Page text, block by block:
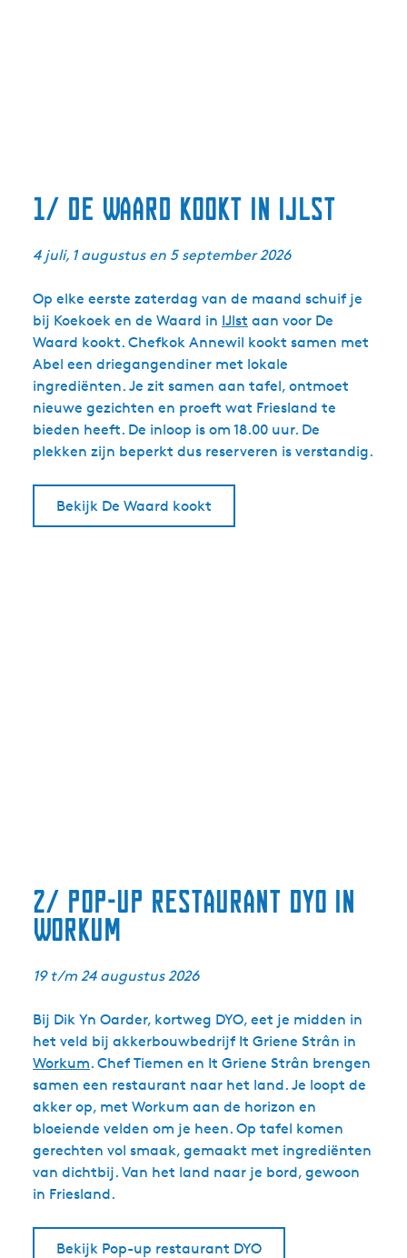
1/ De Waard kookt in IJlst
4 juli, 1 augustus en 5 september 2026
Op elke eerste zaterdag van de maand schuif je
bij Koekoek en de Waard in IJlst aan voor De
Waard kookt. Chefkok Annewil kookt samen met
Abel een driegangendiner met lokale
ingrediënten. Je zit samen aan tafel, ontmoet
nieuwe gezichten en proeft wat Friesland te
bieden heeft. De inloop is om 18.00 uur. De
plekken zijn beperkt dus reserveren is verstandig.
Bekijk De Waard kookt
2/ Pop-up restaurant DYO in
Workum
19 t/m 24 augustus 2026
Bij Dik Yn Oarder, kortweg DYO, eet je midden in
het veld bij akkerbouwbedrijf It Griene Strân in
Workum. Chef Tiemen en It Griene Strân brengen
samen een restaurant naar het land. Je loopt de
akker op, met Workum aan de horizon en
bloeiende velden om je heen. Op tafel komen
gerechten vol smaak, gemaakt met ingrediënten
van dichtbij. Van het land naar je bord, gewoon
in Friesland.
Bekijk Pop-up restaurant DYO